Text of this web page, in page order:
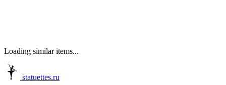
Loading similar items...
statuettes.ru